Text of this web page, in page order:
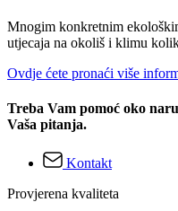
Mnogim konkretnim
utjecaja na okoliš i klimu
Ovdje ćete pronaći više
Treba Vam pomoć oko
Vaša pitanja.
Kontakt
Provjerena kvaliteta